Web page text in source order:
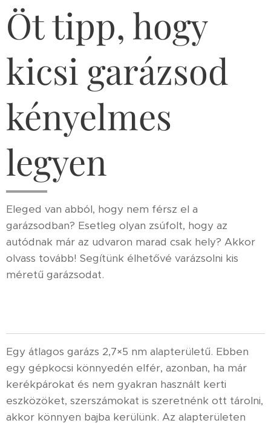
Öt tipp, hogy
kicsi garázsod
kényelmes
legyen
Eleged van abból, hogy nem férsz el a
garázsodban? Esetleg olyan zsúfolt, hogy az
autódnak már az udvaron marad csak hely? Akkor
olvass tovább! Segítünk élhetővé varázsolni kis
méretű garázsodat.
Egy átlagos garázs 2,7×5 nm alapterületű. Ebben
egy gépkocsi könnyedén elfér, azonban, ha már
kerékpárokat és nem gyakran használt kerti
eszközöket, szerszámokat is szeretnénk ott tárolni,
akkor könnyen bajba kerülünk. Az alapterületen